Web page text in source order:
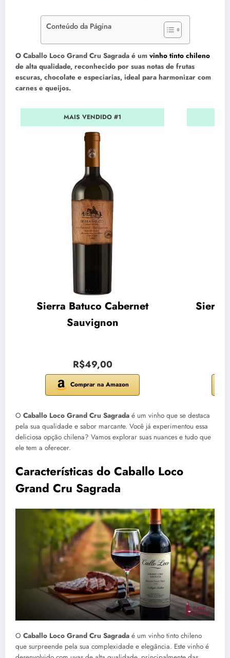
Conteúdo da Página
O Caballo Loco Grand Cru Sagrada é um vinho tinto chileno
de alta qualidade, reconhecido por suas notas de frutas
escuras, chocolate e especiarias, ideal para harmonizar com
carnes e queijos.
MAIS VENDIDO #1
Sierra Batuco Cabernet
Sauvignon
R$49,00
Comprar na Amazon
Sierra
O Caballo Loco Grand Cru Sagrada é um vinho que se destaca
pela sua qualidade e sabor marcante. Você já experimentou essa
deliciosa opção chilena? Vamos explorar suas nuances e tudo que
ele tem a oferecer.
Características do Caballo Loco
Grand Cru Sagrada
O Caballo Loco Grand Cru Sagrada é um vinho tinto chileno
que surpreende pela sua complexidade e elegância. Este vinho é